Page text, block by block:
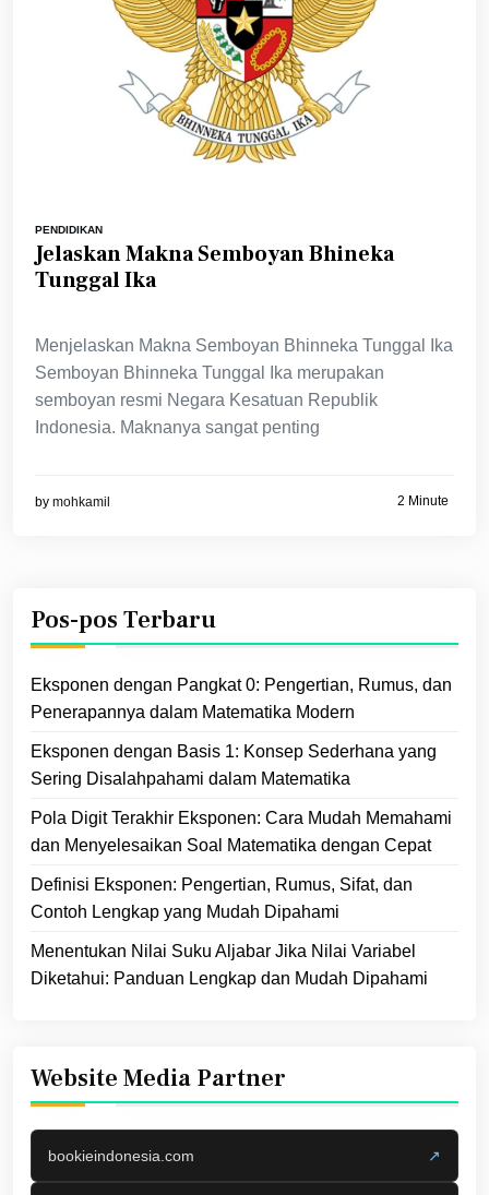
PENDIDIKAN
Jelaskan Makna Semboyan Bhineka
Tunggal Ika
Menjelaskan Makna Semboyan Bhinneka Tunggal Ika
Semboyan Bhinneka Tunggal Ika merupakan
semboyan resmi Negara Kesatuan Republik
Indonesia. Maknanya sangat penting
by mohkamil 2 Minute
Pos-pos Terbaru
Eksponen dengan Pangkat 0: Pengertian, Rumus, dan
Penerapannya dalam Matematika Modern
Eksponen dengan Basis 1: Konsep Sederhana yang
Sering Disalahpahami dalam Matematika
Pola Digit Terakhir Eksponen: Cara Mudah Memahami
dan Menyelesaikan Soal Matematika dengan Cepat
Definisi Eksponen: Pengertian, Rumus, Sifat, dan
Contoh Lengkap yang Mudah Dipahami
Menentukan Nilai Suku Aljabar Jika Nilai Variabel
Diketahui: Panduan Lengkap dan Mudah Dipahami
Website Media Partner
bookieindonesia.com ↗